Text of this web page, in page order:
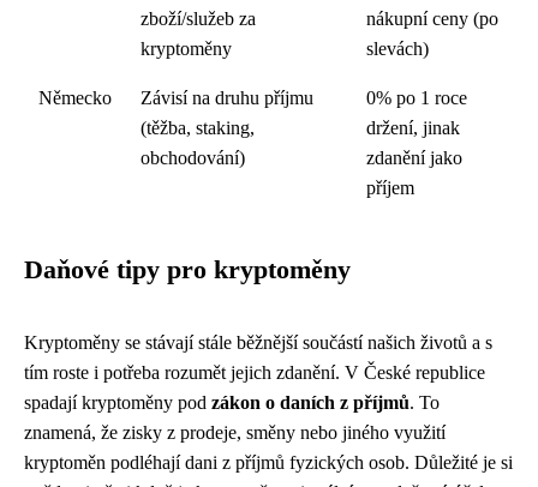
zboží/služeb za
kryptoměny
nákupní ceny (po
slevách)
Německo
Závisí na druhu příjmu
(těžba, staking,
obchodování)
0% po 1 roce
držení, jinak
zdanění jako
příjem
Daňové tipy pro kryptoměny
Kryptoměny se stávají stále běžnější součástí našich životů a s
tím roste i potřeba rozumět jejich zdanění. V České republice
spadají kryptoměny pod zákon o daních z příjmů. To
znamená, že zisky z prodeje, směny nebo jiného využití
kryptoměn podléhají dani z příjmů fyzických osob. Důležité je si